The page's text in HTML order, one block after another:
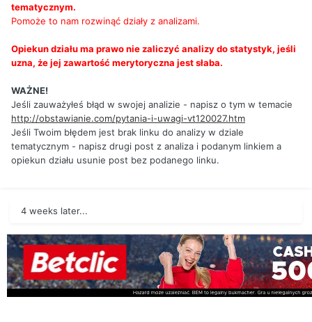
tematycznym.
Pomoże to nam rozwinąć działy z analizami.
Opiekun działu ma prawo nie zaliczyć analizy do statystyk, jeśli
uzna, że jej zawartość merytoryczna jest słaba.
WAŻNE!
Jeśli zauważyłeś błąd w swojej analizie - napisz o tym w temacie
http://obstawianie.com/pytania-i-uwagi-vt120027.htm
Jeśli Twoim błędem jest brak linku do analizy w dziale
tematycznym - napisz drugi post z analiza i podanym linkiem a
opiekun działu usunie post bez podanego linku.
4 weeks later...